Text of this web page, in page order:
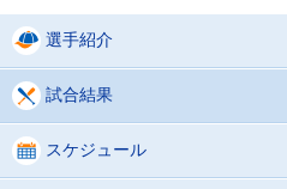
選手紹介
試合結果
スケジュール